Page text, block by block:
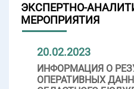
ЭКСПЕРТНО-
МЕРОПРИЯТИЯ
20.02.2023
ИНФОРМАЦИЯ О
ОПЕРАТИВНЫХ